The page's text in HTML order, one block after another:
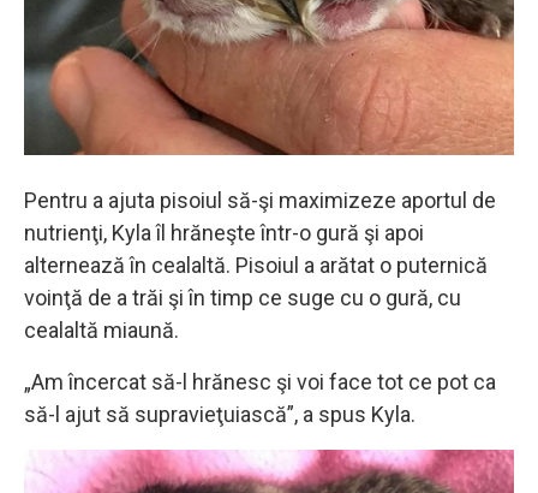
Pentru a ajuta pisoiul să-şi maximizeze aportul de
nutrienţi, Kyla îl hrăneşte într-o gură şi apoi
alternează în cealaltă. Pisoiul a arătat o puternică
voinţă de a trăi şi în timp ce suge cu o gură, cu
cealaltă miaună.
„Am încercat să-l hrănesc şi voi face tot ce pot ca
să-l ajut să supravieţuiască”, a spus Kyla.